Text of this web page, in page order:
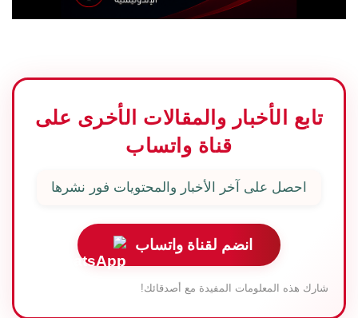
تابع الأخبار والمقالات الأخرى على
قناة واتساب
احصل على آخر الأخبار والمحتويات فور نشرها
انضم لقناة واتساب
شارك هذه المعلومات المفيدة مع أصدقائك!